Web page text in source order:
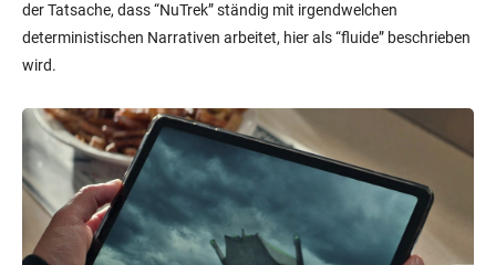
der Tatsache, dass “NuTrek” ständig mit irgendwelchen
deterministischen Narrativen arbeitet, hier als “fluide” beschrieben
wird.